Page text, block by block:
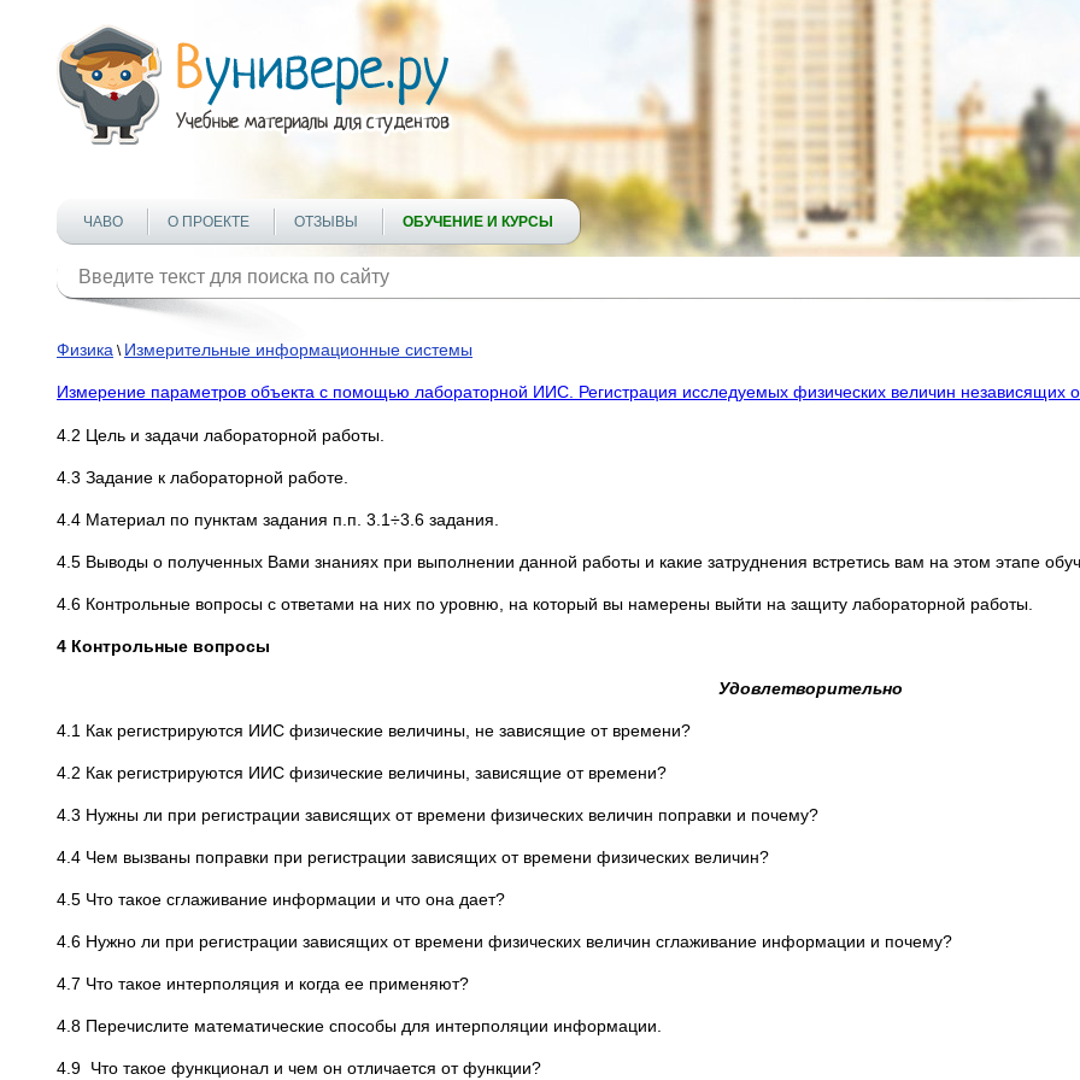
ЧАВО О ПРОЕКТЕ ОТЗЫВЫ ОБУЧЕНИЕ И КУРСЫ
Физика \ Измерительные информационные системы
Измерение параметров объекта с помощью лабораторной ИИС. Регистрация исследуемых физических величин независящих
4.2 Цель и задачи лабораторной работы.
4.3 Задание к лабораторной работе.
4.4 Материал по пунктам задания п.п. 3.1÷3.6 задания.
4.5 Выводы о полученных Вами знаниях при выполнении данной работы и какие затруднения встретись вам на этом этапе
4.6 Контрольные вопросы с ответами на них по уровню, на который вы намерены выйти на защиту лабораторной работы.
4 Контрольные вопросы
Удовлетворительно
4.1 Как регистрируются ИИС физические величины, не зависящие от времени?
4.2 Как регистрируются ИИС физические величины, зависящие от времени?
4.3 Нужны ли при регистрации зависящих от времени физических величин поправки и почему?
4.4 Чем вызваны поправки при регистрации зависящих от времени физических величин?
4.5 Что такое сглаживание информации и что она дает?
4.6 Нужно ли при регистрации зависящих от времени физических величин сглаживание информации и почему?
4.7 Что такое интерполяция и когда ее применяют?
4.8 Перечислите математические способы для интерполяции информации.
4.9 Что такое функционал и чем он отличается от функции?